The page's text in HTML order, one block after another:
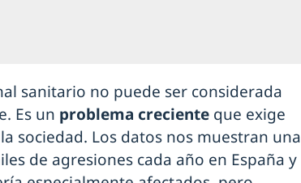
sanitario no puede ser considerada
Es un problema creciente que exige
sociedad. Los datos nos muestran una
de agresiones cada año en España y